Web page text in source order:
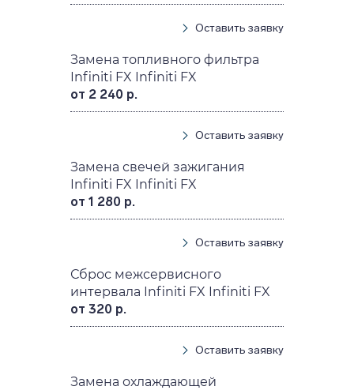
Оставить заявку
Замена топливного фильтра
Infiniti FX Infiniti FX
от 2 240 р.
Оставить заявку
Замена свечей зажигания
Infiniti FX Infiniti FX
от 1 280 р.
Оставить заявку
Сброс межсервисного
интервала Infiniti FX Infiniti FX
от 320 р.
Оставить заявку
Замена охлаждающей